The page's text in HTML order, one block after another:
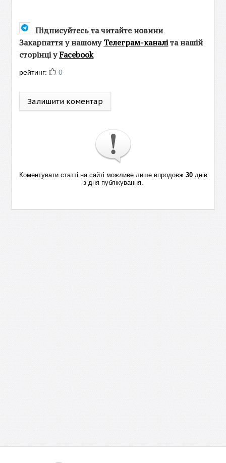
Підписуйтесь та читайте новини
Закарпаття у нашомуТелеграм-каналіта нашій
сторінці уFacebook
рейтинг: 0
Залишити коментар
Коментувати статті на сайті можливе лише впродовж 30днів
з дня публікування.